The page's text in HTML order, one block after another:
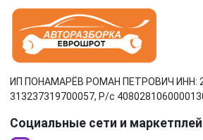
ИП ПОНАМАРЁВ РОМАН ПЕТРОВИЧ ИНН:
313237319700057, Р/c
Социальные сети и